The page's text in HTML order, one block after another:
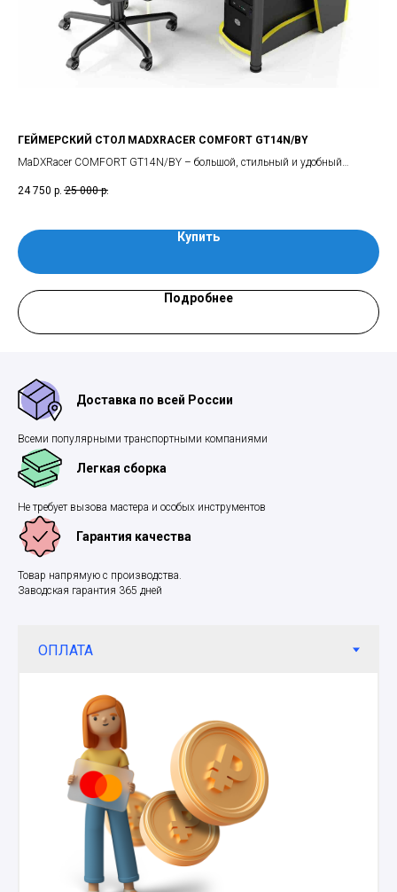
ГЕЙМЕРСКИЙ СТОЛ MADXRACER COMFORT GT14N/BY
MaDXRacer COMFORT GT14N/BY – большой, стильный и удобный
24 750 р. 25 000 р.
Купить
Подробнее
Доставка по всей России
Всеми популярными транспортными компаниями
Легкая сборка
Не требует вызова мастера и особых инструментов
Гарантия качества
Товар напрямую с производства.
Заводская гарантия 365 дней